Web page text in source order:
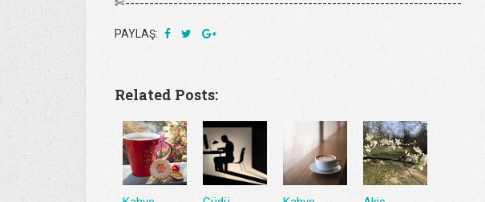
✄----------------------------------------------------------------------
PAYLAŞ:
Related Posts: